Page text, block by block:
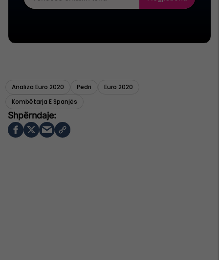
Analiza Euro 2020 Pedri
Euro 2020
Kombëtarja E Spanjës